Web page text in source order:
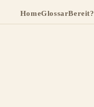
HomeGlossarBereit?